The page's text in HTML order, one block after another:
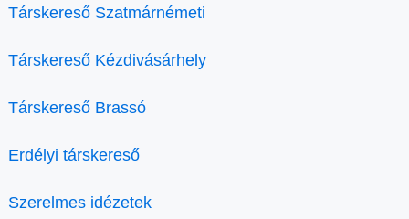
Társkereső Szatmárnémeti
Társkereső Kézdivásárhely
Társkereső Brassó
Erdélyi társkereső
Szerelmes idézetek